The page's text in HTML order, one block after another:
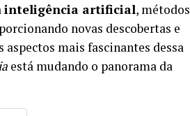
inteligência artificial, métodos
novas descobertas e
mais fascinantes dessa
está mudando o panorama da